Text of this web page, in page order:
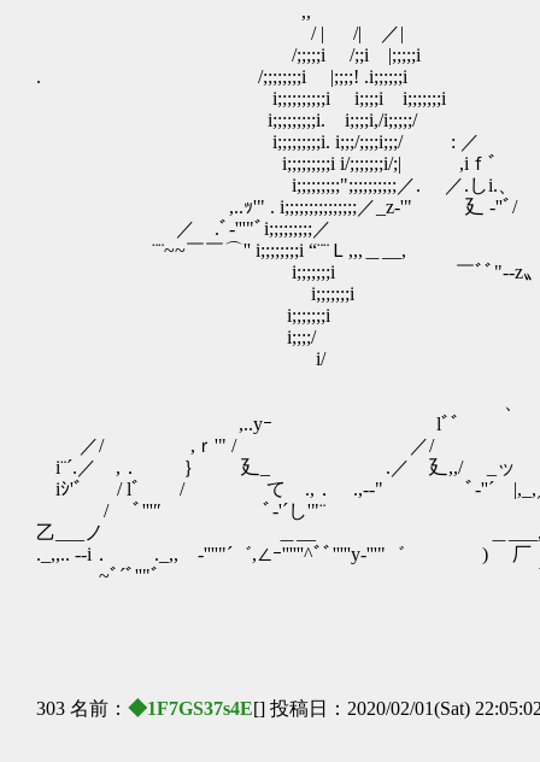
,, _
/ | /| ／|
/;;;;;i /;;i |;;;;;i
. /;;;;;;;;i |;;;;! .i;;;;;;i
i;;;;;;;;;;i i;;;;i
i;;;;;;;;;i. i;;;;i,/i;;;;;/ ,ﾉ´
i;;;;;;;;;i. i;;;/;;;;i;;;/ : ／ .,iシ'"
i;;;;;;;;;i i/;;;;;;;i/;| ,iｆﾞ /" ,
i;;;;;;;;;";;;;;;;;;;／. ／.しi.、
,..ｯ'" . i;;;;;;;;;;;;;;;／_z-'" 廴 -''
／ .ﾞ‐'''"ﾞ
¨¨~~￣￣⌒'' i;;;;;;;;i
i;;;;;;;i ￣ﾞﾞ"--z〟
i;;;;;;;i ⌒￣゛ ￣ﾞ＝z
i;;;;;;;i ｀
i;;;;/ ‘圦/
i/ ,,./ l,r'.廴
,..yｰ lﾞﾞ |./ ＜_ て /ﾚ
／/ ,ｒ'" / ／/ 〉 廴__
i¨´.／ ,． ｝ 廴_ .／ 廴,,/ _
iｼ'゛ / lﾞ / て .,． .,-‐" ﾞ‐''´
/ ﾞ'''″ ﾞ‐'´し'"¨ ＿__z---
乙___ノ ＿__ ＿___,,,､ .＿
._,,.. --i． ._,, -''''"´゛,∠ｰ''''''^ﾞﾞ'''''y-
~ﾞ´ﾞ''"゛
303 名前： ◆1F7GS37s4E[] 投稿日：2020/02/01(Sat)